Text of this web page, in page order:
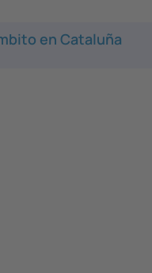
en Cataluña